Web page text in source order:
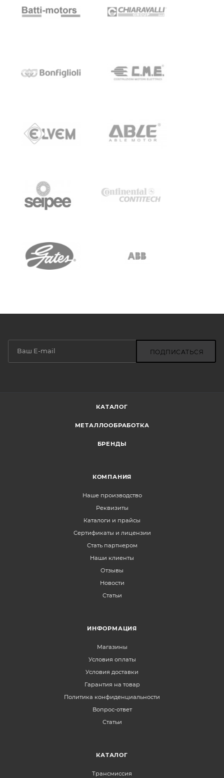
ПОДПИСАТЬСЯ
КАТАЛОГ
МЕТАЛЛООБРАБОТКА
БРЕНДЫ
КОМПАНИЯ
Наше производство
Реквизиты
Каталоги и прайсы
Сертификаты и лицензии
Стать партнером
Наши клиенты
Отзывы
Новости
Статьи
ИНФОРМАЦИЯ
Магазины
Условия оплаты
Условия доставки
Гарантия на товар
Политика конфиденциальности
Вопрос-ответ
Статьи
КАТАЛОГ
Трансмиссия